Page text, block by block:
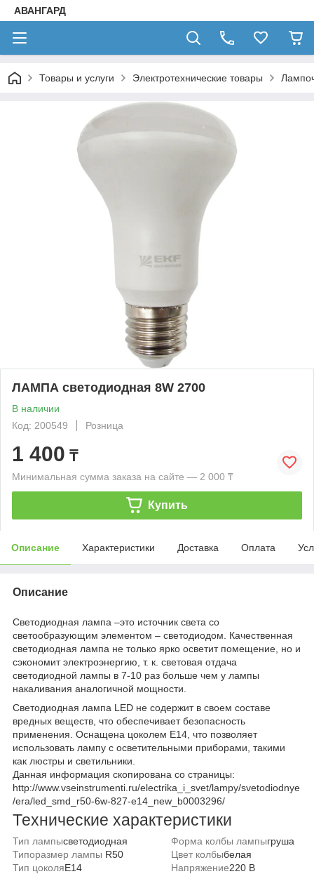
АВАНГАРД
Товары и услуги Электротехнические товары
ЛАМПА светодиодная 8W 2700
В наличии
Код: 200549
Розница
1 400 ₸
Минимальная сумма заказа на сайте — 2 000 ₸
Купить
Описание Характеристики Доставка Оплата
Описание
Светодиодная лампа –это источник света со
светообразующим элементом – светодиодом. Качественная
светодиодная лампа не только ярко осветит помещение, но и
сэкономит электроэнергию, т. к. световая отдача
светодиодной лампы в 7-10 раз больше чем у лампы
накаливания аналогичной мощности.
Светодиодная лампа LED не содержит в своем составе
вредных веществ, что обеспечивает безопасность
применения. Оснащена цоколем Е14, что позволяет
использовать лампу с осветительными приборами, такими
как люстры и светильники.
Данная информация скопирована со страницы:
http://www.vseinstrumenti.ru/electrika_i_svet/lampy/svetodiodnye
/era/led_smd_r50-6w-827-e14_new_b0003296/
Технические характеристики
Тип лампысветодиодная Форма колбы лампыгруша
Типоразмер лампы R50 Цвет колбыбелая
Тип цоколяЕ14 Напряжение220 В